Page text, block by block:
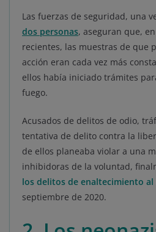
Las fuerzas de seguridad, una
dos personas, aseguran que,
recientes, las muestras de que
acción eran cada vez más
ellos había iniciado trámites
fuego.
Acusados de delitos de odio,
tentativa de delito contra la
de ellos planeaba violar a una
inhibidoras de la voluntad,
los delitos de enaltecimiento
septiembre de 2020.